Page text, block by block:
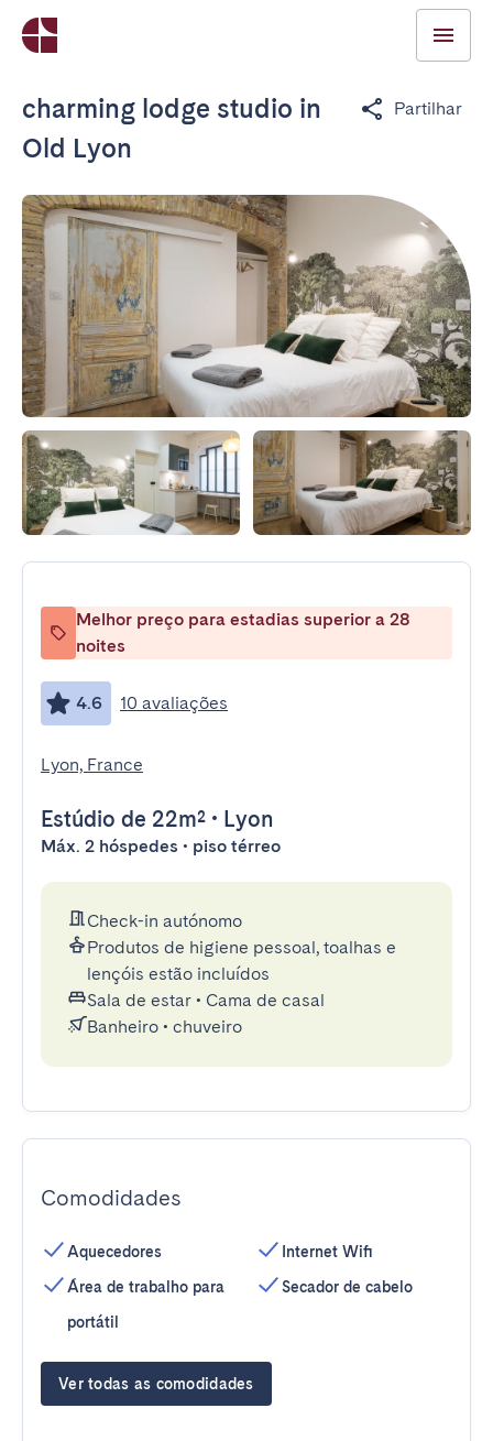
charming lodge studio in
Old Lyon
Partilhar
Melhor preço para estadias superior a 28
noites
4.6 10 avaliações
Lyon, France
Estúdio de 22m² • Lyon
Máx. 2 hóspedes • piso térreo
Check-in autónomo
Produtos de higiene pessoal, toalhas e
lençóis estão incluídos
Sala de estar • Cama de casal
Banheiro • chuveiro
Comodidades
Aquecedores
Área de trabalho para
portátil
Internet Wifi
Secador de cabelo
Ver todas as comodidades